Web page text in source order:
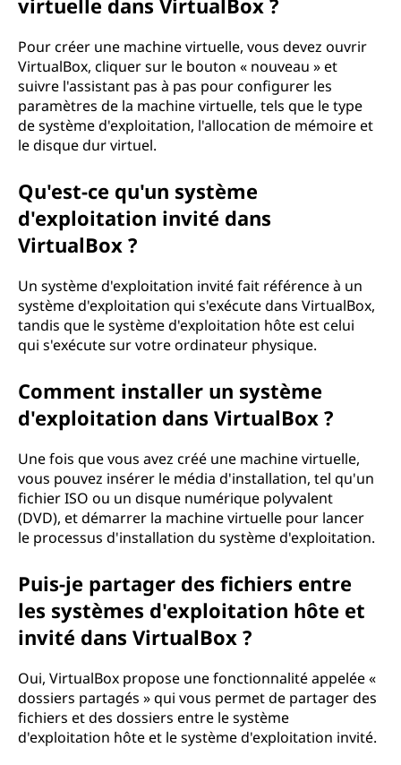
virtuelle dans VirtualBox ?
Pour créer une machine virtuelle, vous devez ouvrir
VirtualBox, cliquer sur le bouton « nouveau » et
suivre l'assistant pas à pas pour configurer les
paramètres de la machine virtuelle, tels que le type
de système d'exploitation, l'allocation de mémoire et
le disque dur virtuel.
Qu'est-ce qu'un système
d'exploitation invité dans
VirtualBox ?
Un système d'exploitation invité fait référence à un
système d'exploitation qui s'exécute dans VirtualBox,
tandis que le système d'exploitation hôte est celui
qui s'exécute sur votre ordinateur physique.
Comment installer un système
d'exploitation dans VirtualBox ?
Une fois que vous avez créé une machine virtuelle,
vous pouvez insérer le média d'installation, tel qu'un
fichier ISO ou un disque numérique polyvalent
(DVD), et démarrer la machine virtuelle pour lancer
le processus d'installation du système d'exploitation.
Puis-je partager des fichiers entre
les systèmes d'exploitation hôte et
invité dans VirtualBox ?
Oui, VirtualBox propose une fonctionnalité appelée «
dossiers partagés » qui vous permet de partager des
fichiers et des dossiers entre le système
d'exploitation hôte et le système d'exploitation invité.